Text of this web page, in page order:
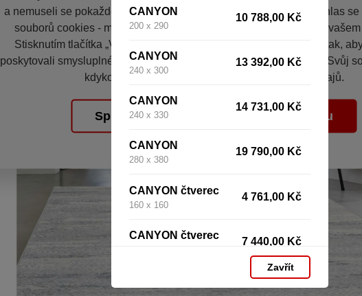
CANYON
200 x 290
10 788,00 Kč
CANYON
240 x 300
13 392,00 Kč
CANYON
240 x 330
14 731,00 Kč
CANYON
280 x 380
19 790,00 Kč
CANYON čtverec
160 x 160
4 761,00 Kč
CANYON čtverec
7 440,00 Kč
10 713,00 Kč
Zavřít
a nemuseli se pokaždé přihlašovat. Proto od vás potřebujeme souhlas
souborů cookies - malých souborů, které se dočasně ukládají ve
Stisknutím tlačítka „V pořádku“ souhlasíte s nastavením cookies tak,
poskytovali smysluplné a užitečné služby na základě vašich údajů. Svůj
kdykoli změnit na stránce zpracování osobních údajů.
Spravovat cookies V pořádku